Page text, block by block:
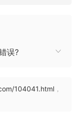
误?
104041.html ，